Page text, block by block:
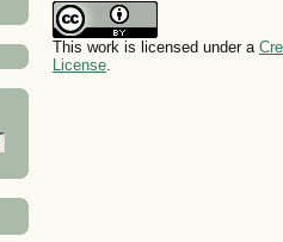
This work is licensed under a
License.